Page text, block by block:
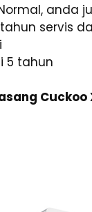
anda
servis
5 tahun
Cuckoo